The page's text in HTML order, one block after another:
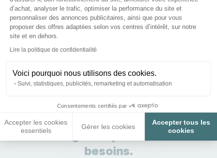
d’achat, analyser le trafic, optimiser la performance du site et
personnaliser des annonces publicitaires, ainsi que pour vous
proposer des offres adaptées selon vos centres d’intérêt, sur notre
site et en dehors.
Lire la politique de confidentialité
Voici pourquoi nous utilisons des cookies.
Suivi, statistiques, publicités, remarketing et automatisation
Consentements certifiés par
Accepter les cookies
essentiels
Gérer les cookies
Accepter tous les
cookies
Axeptio consent
questions :)
Voir nos conseils et astuces
Elever des poules, c’est ma
Les catégories pour tous mes
besoins.